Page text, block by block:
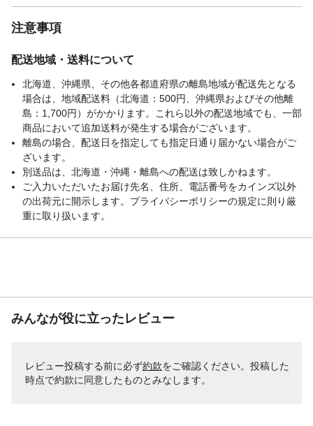
けて洗濯してください。●塩素系漂白剤は使
注意事項
配送地域・送料について
北海道、沖縄県、その他各都道府県の離島地域が配送先となる
場合は、地域配送料（北海道：500円、沖縄県およびその他離
島：1,700円）がかかります。これら以外の配送地域でも、一部
商品において追加送料が発生する場合がございます。
離島の場合、配送日を指定しても指定日通り届かない場合がご
ざいます。
別送品は、北海道・沖縄・離島への配送は致しかねます。
ご入力いただいたお届け先名、住所、電話番号をカインズ以外
の出荷元に開示します。プライバシーポリシーの規定に則り厳
重に取り扱います。
みんなが役に立ったレビュー
レビュー投稿する前に必ず約款をご確認ください。投稿した
時点で約款に同意したものとみなします。